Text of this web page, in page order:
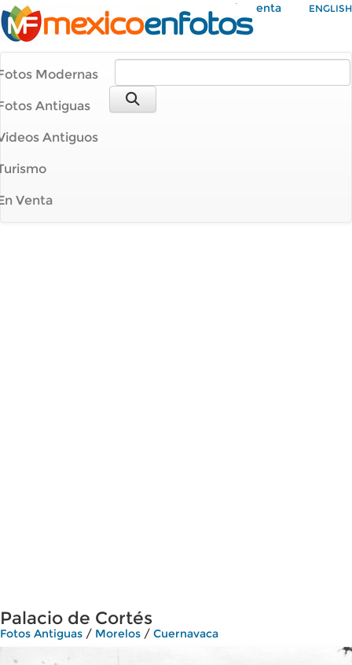
Mi Cuenta ENGLISH
Modernas
Antiguas
Antiguos
Venta
Palacio de Cortés
Fotos Antiguas / Morelos / Cuernavaca